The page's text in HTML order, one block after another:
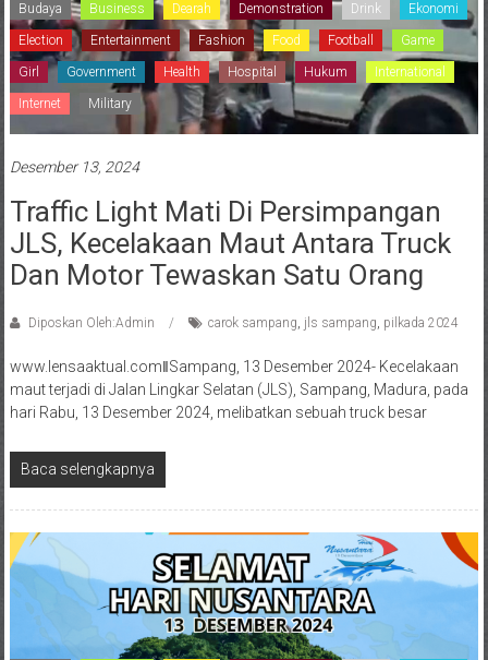
Budaya Business Dearah Demonstration Drink Ekonomi
Election Entertainment Fashion Food Football Game
Girl Government Health Hospital Hukum International
Internet Military
Desember 13, 2024
Traffic Light Mati Di Persimpangan
JLS, Kecelakaan Maut Antara Truck
Dan Motor Tewaskan Satu Orang
Diposkan Oleh:Admin carok sampang, jls sampang, pilkada 2024
www.lensaaktual.comǁSampang, 13 Desember 2024- Kecelakaan
maut terjadi di Jalan Lingkar Selatan (JLS), Sampang, Madura, pada
hari Rabu, 13 Desember 2024, melibatkan sebuah truck besar
Baca selengkapnya